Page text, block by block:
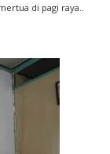
di pagi raya..